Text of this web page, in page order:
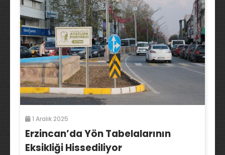
1 Aralık 2025
Erzincan’da Yön Tabelalarının
Eksikliği Hissediliyor